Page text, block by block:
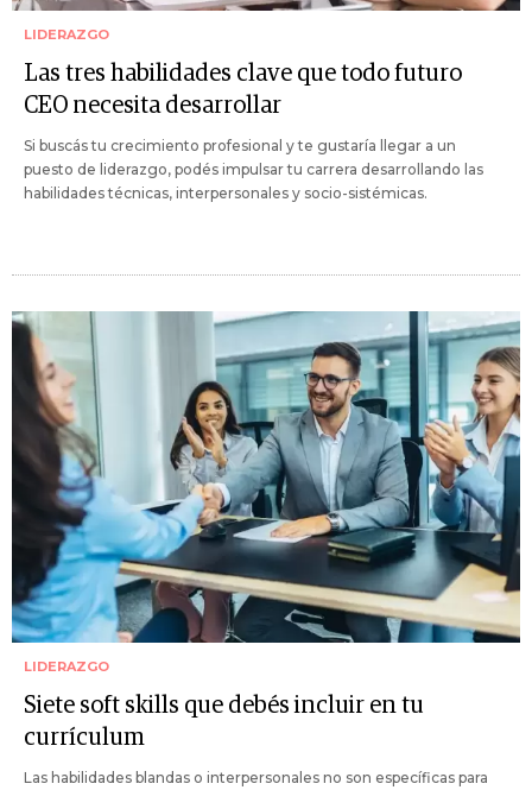
LIDERAZGO
Las tres habilidades clave que todo futuro
CEO necesita desarrollar
Si buscás tu crecimiento profesional y te gustaría llegar a un
puesto de liderazgo, podés impulsar tu carrera desarrollando las
habilidades técnicas, interpersonales y socio-sistémicas.
LIDERAZGO
Siete soft skills que debés incluir en tu
currículum
Las habilidades blandas o interpersonales no son específicas para